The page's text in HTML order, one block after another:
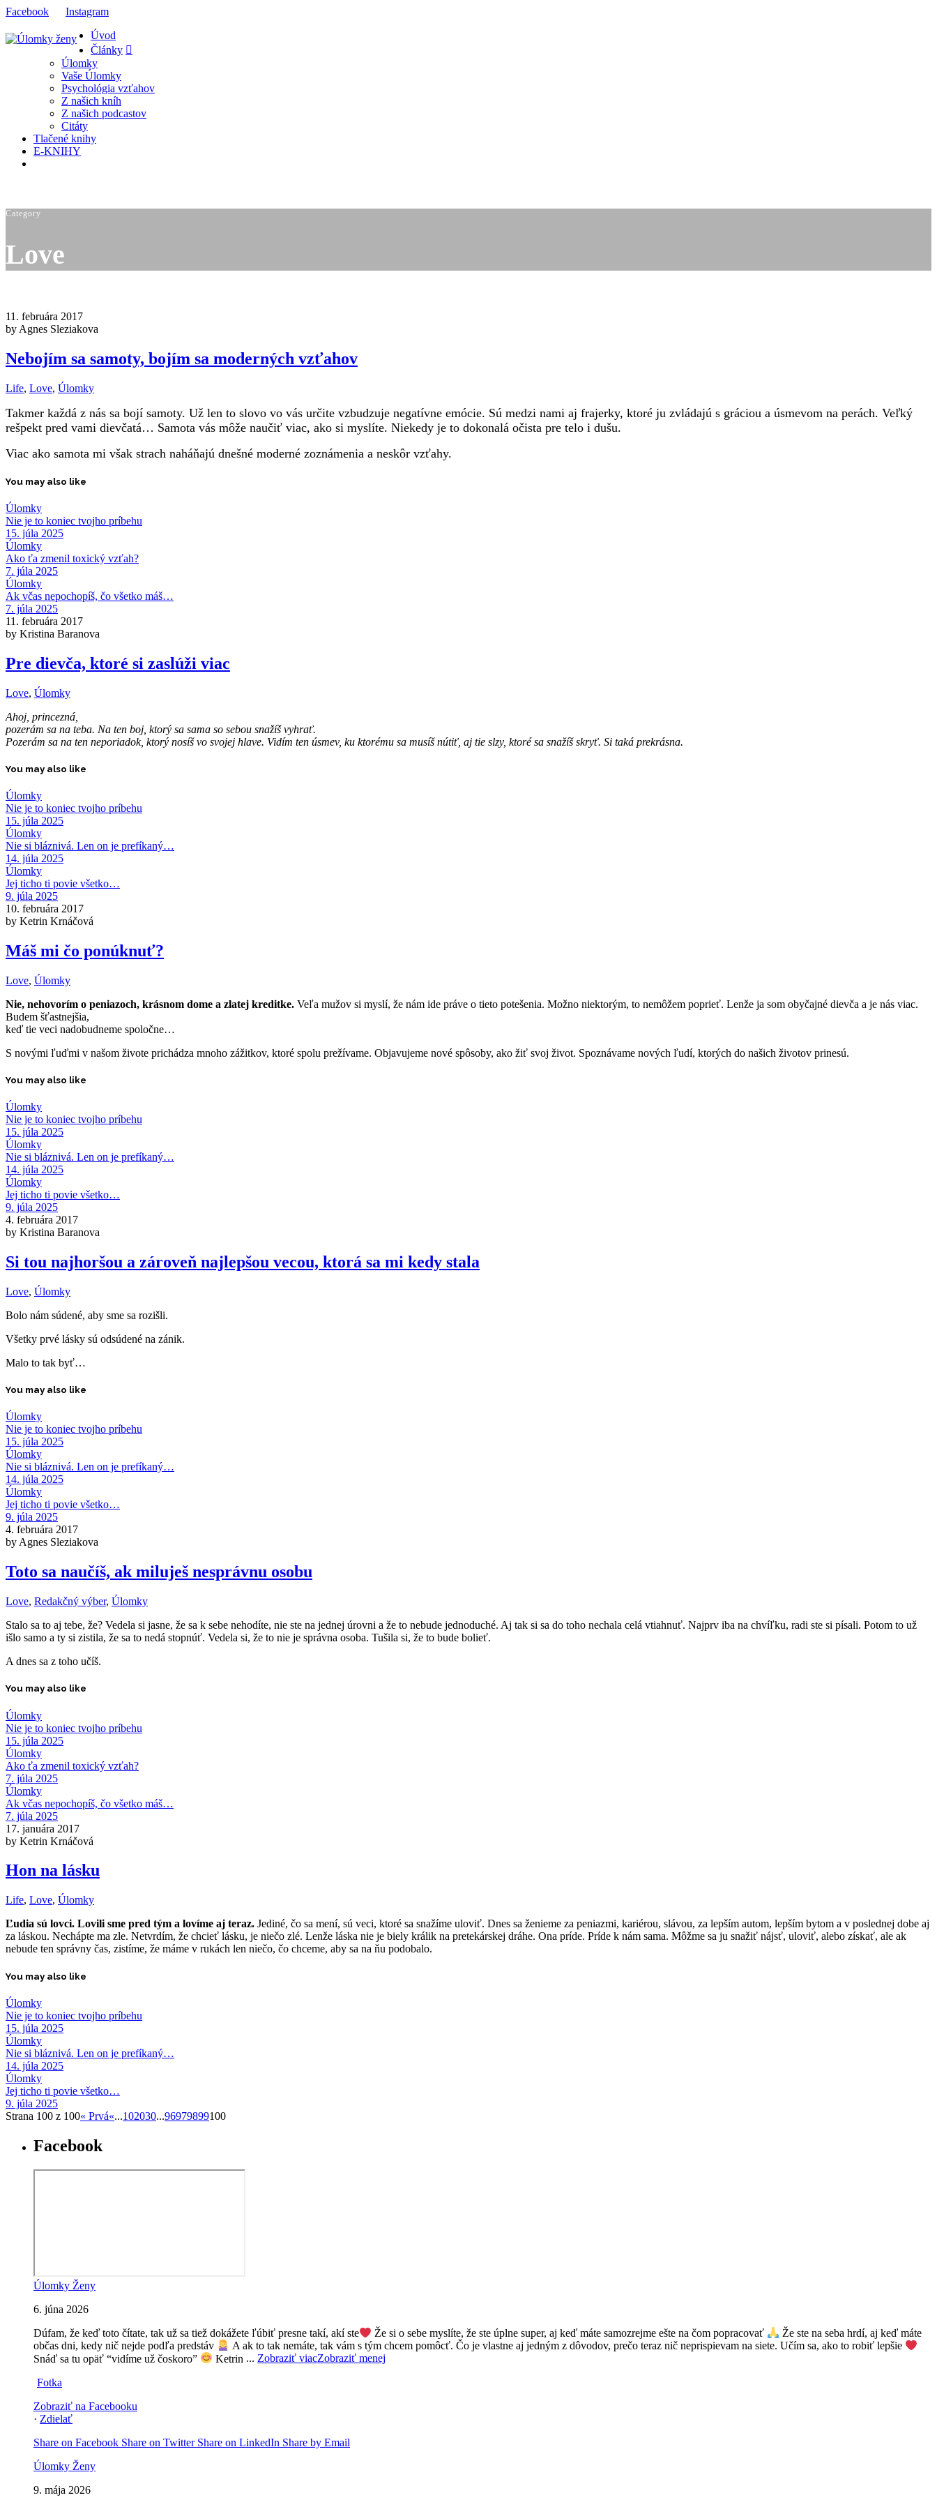
Facebook
Instagram
Úvod
Články
Úlomky
Vaše Úlomky
Psychológia vzťahov
Z našich kníh
Z našich podcastov
Citáty
Tlačené knihy
E-KNIHY
Category
Love
11. februára 2017
by Agnes Sleziakova
Nebojím sa samoty, bojím sa moderných vzťahov
Life, Love, Úlomky
Takmer každá z nás sa bojí samoty. Už len to slovo vo vás určite vzbudzuje negatívne emócie. Sú medzi nami aj frajerky, ktoré ju zvládajú s gráciou a úsmevom na perách. Veľký
rešpekt pred vami dievčatá… Samota vás môže naučiť viac, ako si myslíte. Niekedy je to dokonalá očista pre telo i dušu.
Viac ako samota mi však strach naháňajú dnešné moderné zoznámenia a neskôr vzťahy.
You may also like
Úlomky
Nie je to koniec tvojho príbehu
15. júla 2025
Úlomky
Ako ťa zmenil toxický vzťah?
7. júla 2025
Úlomky
Ak včas nepochopíš, čo všetko máš…
7. júla 2025
11. februára 2017
by Kristina Baranova
Pre dievča, ktoré si zaslúži viac
Love, Úlomky
Ahoj, princezná,
pozerám sa na teba. Na ten boj, ktorý sa sama so sebou snažíš vyhrať.
Pozerám sa na ten neporiadok, ktorý nosíš vo svojej hlave. Vidím ten úsmev, ku ktorému sa musíš nútiť, aj tie slzy, ktoré sa snažíš skryť. Si taká prekrásna.
You may also like
Úlomky
Nie je to koniec tvojho príbehu
15. júla 2025
Úlomky
Nie si bláznivá. Len on je prefíkaný…
14. júla 2025
Úlomky
Jej ticho ti povie všetko…
9. júla 2025
10. februára 2017
by Ketrin Krnáčová
Máš mi čo ponúknuť?
Love, Úlomky
Nie, nehovorím o peniazoch, krásnom dome a zlatej kreditke. Veľa mužov si myslí, že nám ide práve o tieto potešenia. Možno niektorým, to nemôžem poprieť. Lenže ja som obyčajné dievča a je nás viac.
Budem šťastnejšia,
keď tie veci nadobudneme spoločne…
S novými ľuďmi v našom živote prichádza mnoho zážitkov, ktoré spolu prežívame. Objavujeme nové spôsoby, ako žiť svoj život. Spoznávame nových ľudí, ktorých do našich životov prinesú.
You may also like
Úlomky
Nie je to koniec tvojho príbehu
15. júla 2025
Úlomky
Nie si bláznivá. Len on je prefíkaný…
14. júla 2025
Úlomky
Jej ticho ti povie všetko…
9. júla 2025
4. februára 2017
by Kristina Baranova
Si tou najhoršou a zároveň najlepšou vecou, ktorá sa mi kedy stala
Love, Úlomky
Bolo nám súdené, aby sme sa rozišli.
Všetky prvé lásky sú odsúdené na zánik.
Malo to tak byť…
You may also like
Úlomky
Nie je to koniec tvojho príbehu
15. júla 2025
Úlomky
Nie si bláznivá. Len on je prefíkaný…
14. júla 2025
Úlomky
Jej ticho ti povie všetko…
9. júla 2025
4. februára 2017
by Agnes Sleziakova
Toto sa naučíš, ak miluješ nesprávnu osobu
Love, Redakčný výber, Úlomky
Stalo sa to aj tebe, že? Vedela si jasne, že sa k sebe nehodíte, nie ste na jednej úrovni a že to nebude jednoduché. Aj tak si sa do toho nechala celá vtiahnuť. Najprv iba na chvíľku, radi ste si písali. Potom to už
išlo samo a ty si zistila, že sa to nedá stopnúť. Vedela si, že to nie je správna osoba. Tušila si, že to bude bolieť.
A dnes sa z toho učíš.
You may also like
Úlomky
Nie je to koniec tvojho príbehu
15. júla 2025
Úlomky
Ako ťa zmenil toxický vzťah?
7. júla 2025
Úlomky
Ak včas nepochopíš, čo všetko máš…
7. júla 2025
17. januára 2017
by Ketrin Krnáčová
Hon na lásku
Life, Love, Úlomky
Ľudia sú lovci. Lovili sme pred tým a lovíme aj teraz. Jediné, čo sa mení, sú veci, ktoré sa snažíme uloviť. Dnes sa ženieme za peniazmi, kariérou, slávou, za lepším autom, lepším bytom a v poslednej dobe aj
za láskou. Nechápte ma zle. Netvrdím, že chcieť lásku, je niečo zlé. Lenže láska nie je biely králik na pretekárskej dráhe. Ona príde. Príde k nám sama. Môžme sa ju snažiť nájsť, uloviť, alebo získať, ale ak
nebude ten správny čas, zistíme, že máme v rukách len niečo, čo chceme, aby sa na ňu podobalo.
You may also like
Úlomky
Nie je to koniec tvojho príbehu
15. júla 2025
Úlomky
Nie si bláznivá. Len on je prefíkaný…
14. júla 2025
Úlomky
Jej ticho ti povie všetko…
9. júla 2025
Strana 100 z 100« Prvá«...102030...96979899100
Facebook
Úlomky Ženy
6. júna 2026
Dúfam, že keď toto čítate, tak už sa tiež dokážete ľúbiť presne takí, akí ste Že si o sebe myslíte, že ste úplne super, aj keď máte samozrejme ešte na čom popracovať
Že ste na seba hrdí, aj keď máte
občas dni, kedy nič nejde podľa predstáv
A ak to tak nemáte, tak vám s tým chcem pomôcť. Čo je vlastne aj jedným z dôvodov, prečo teraz nič neprispievam na siete. Učím sa, ako to robiť lepšie
Snáď sa tu opäť “vidíme už čoskoro”
Ketrin ...Zobraziť viacZobraziť menej
Fotka
Zobraziť na Facebooku
· Zdielať
Share on Facebook Share on Twitter Share on LinkedIn Share by Email
Úlomky Ženy
9. mája 2026